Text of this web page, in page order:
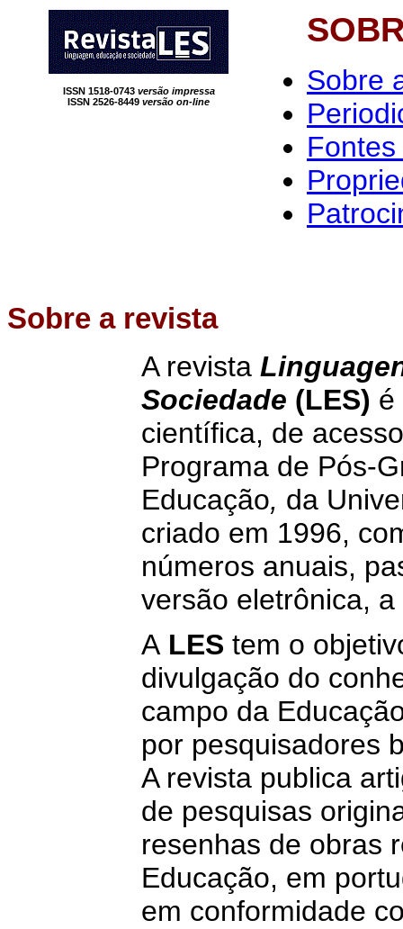
ISSN 1518-0743versão impressa
ISSN 2526-8449 versão on-line
Sobre
Sobre a revista
A revista
Sociedade (LES) é
científica, de
Programa de Pós-
Educação, da
criado em 1996,
números anuais,
versão eletrônica,
A LES tem o
divulgação do
campo da
por pesquisadores
A revista publica
de pesquisas
resenhas de obras
Educação, em
em conformidade